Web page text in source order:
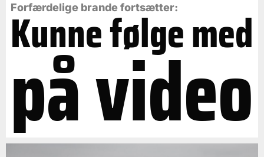
Forfærdelige brande fortsætter:
Kunne følge med
på video